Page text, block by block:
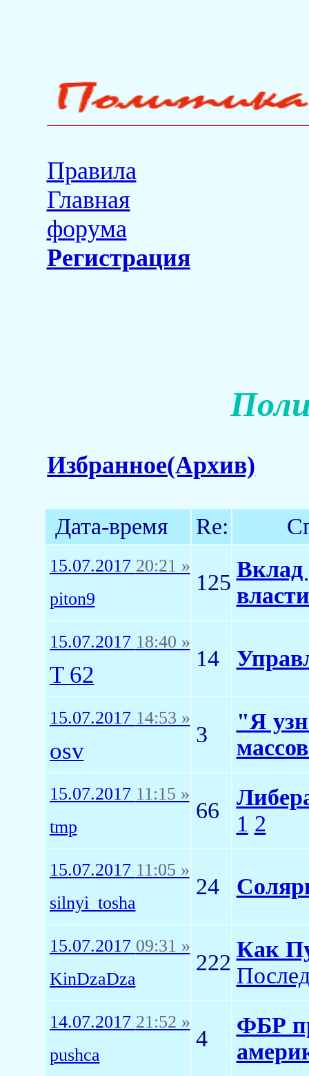
Правила
Главная
форума
Регистрация
Избранное(Архив)
Дата-время Re:
15.07.2017 20:21 »
piton9
125
Вклад
власти
15.07.2017 18:40 »
T 62
14
15.07.2017 14:53 »
osv
3
"Я
15.07.2017 11:15 »
tmp
66
1 2
15.07.2017 11:05 »
silnyi_tosha
24
15.07.2017 09:31 »
KinDzaDza
222
Как
14.07.2017 21:52 »
pushca
4
ФБР